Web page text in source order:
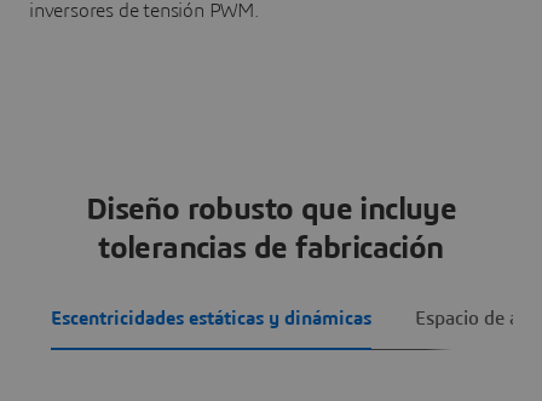
inversores de tensión PWM.
Diseño robusto que incluye
tolerancias de fabricación
Escentricidades estáticas y dinámicas Espacio de